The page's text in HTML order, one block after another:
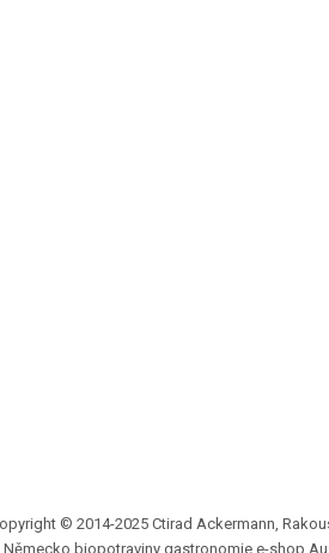
© 2014-2025 Ctirad Ackermann,
biopotraviny gastronomie e-shop